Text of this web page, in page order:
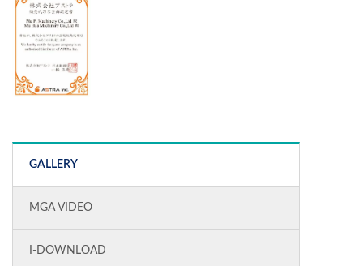
GALLERY
MGA VIDEO
I-DOWNLOAD